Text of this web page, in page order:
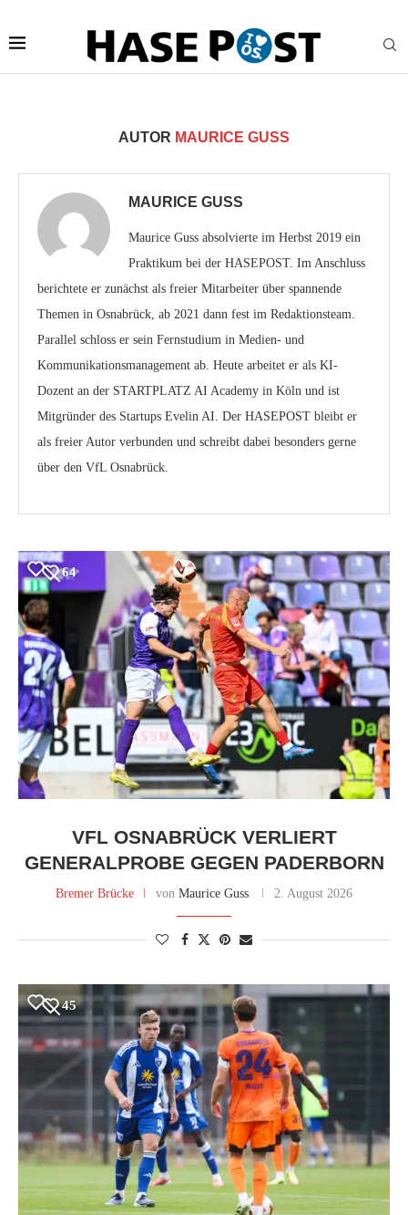
AUTOR MAURICE GUSS
MAURICE GUSS
Maurice Guss absolvierte im Herbst 2019 ein
Praktikum bei der HASEPOST. Im Anschluss
berichtete er zunächst als freier Mitarbeiter über spannende
Themen in Osnabrück, ab 2021 dann fest im Redaktionsteam.
Parallel schloss er sein Fernstudium in Medien- und
Kommunikationsmanagement ab. Heute arbeitet er als KI-
Dozent an der STARTPLATZ AI Academy in Köln und ist
Mitgründer des Startups Evelin AI. Der HASEPOST bleibt er
als freier Autor verbunden und schreibt dabei besonders gerne
über den VfL Osnabrück.
64
VFL OSNABRÜCK VERLIERT
GENERALPROBE GEGEN PADERBORN
Bremer Brücke von Maurice Guss 2. August 2026
45
Jetzt bei HASERADIO: